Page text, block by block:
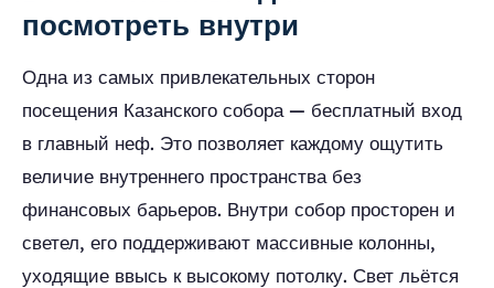
посмотреть внутри
Одна из самых привлекательных сторон
посещения Казанского собора — бесплатный вход
в главный неф. Это позволяет каждому ощутить
величие внутреннего пространства без
финансовых барьеров. Внутри собор просторен и
светел, его поддерживают массивные колонны,
уходящие ввысь к высокому потолку. Свет льётся